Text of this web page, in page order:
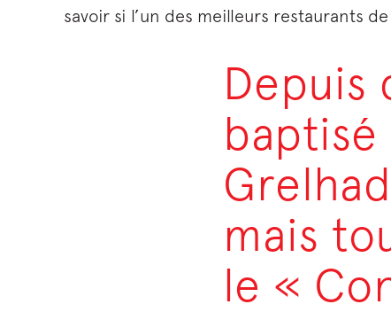
savoir si l’un des meilleurs restaurants
Depuis
mais
le «